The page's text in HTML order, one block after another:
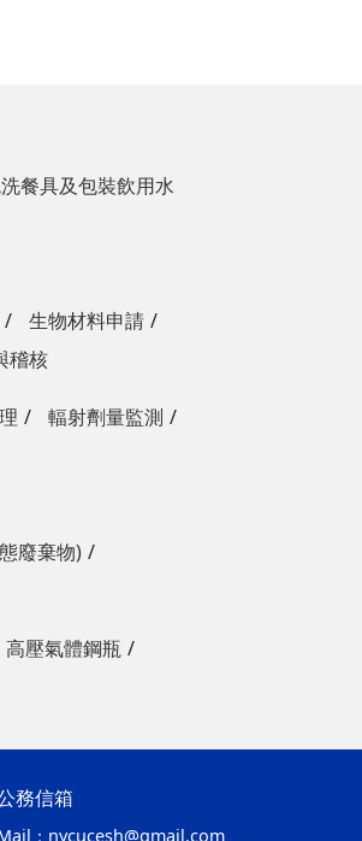
餐具及包裝飲用水
生物材料申請
稽核
輻射劑量監測
廢棄物)
高壓氣體鋼瓶
務信箱
： nycucesh@gmail.com